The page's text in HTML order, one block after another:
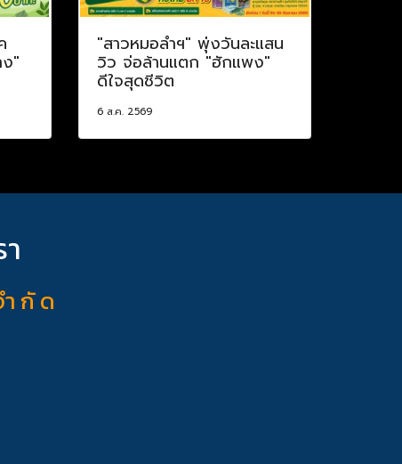
"
"สาวหมอลำฯ" พุ่งวันละแสน
วิว จ่อล้านแตก "ฮักแพง"
ดีใจสุดชีวิต
6 ส.ค. 2569
กั ด